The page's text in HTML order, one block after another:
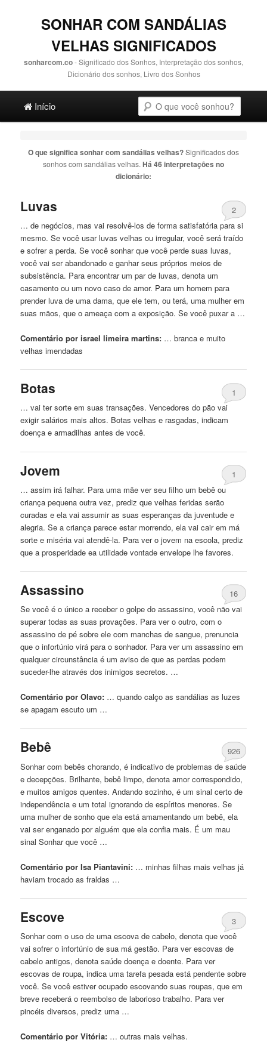
SONHAR COM SANDÁLIAS
VELHAS SIGNIFICADOS
sonharcom.co- Significado dos Sonhos, Interpretação dos sonhos,
Dicionário dos sonhos, Livro dos Sonhos
Ir para o conteúdo principal
Ir para o conteúdo secundário
Início
O que significa sonhar com sandálias velhas?Significados dos
sonhos com sandálias velhas. Há 46 interpretações no
dicionário:
Luvas
2
… de negócios, mas vai resolvê-los de forma satisfatória para si
mesmo. Se você usar luvasvelhas ou irregular, você será traído
e sofrer a perda. Se você sonhar que você perde suas luvas,
você vai ser abandonado e ganhar seus próprios meios de
subsistência. Para encontrar um par de luvas, denota um
casamento ou um novo caso de amor. Para um homem para
prender luva de uma dama, que ele tem, ou terá, uma mulher em
suas mãos, que o ameaça com a exposição. Se você puxar a …
Comentário por israel limeira martins: … branca e muito
velhas imendadas
Botas
1
… vai ter sorte em suas transações. Vencedores do pão vai
exigir salários mais altos. Botasvelhas e rasgadas, indicam
doença e armadilhas antes de você.
Jovem
1
… assim irá falhar. Para uma mãe ver seu filho um bebê ou
criança pequena outra vez, prediz quevelhas feridas serão
curadas e ela vai assumir as suas esperanças da juventude e
alegria. Se a criança parece estar morrendo, ela vai cair em má
sorte e miséria vai atendê-la. Para ver o jovem na escola, prediz
que a prosperidade ea utilidade vontade envelope lhe favores.
Assassino
16
Se você é o único a receber o golpe do assassino, você não vai
superar todas as suas provações. Para ver o outro, com o
assassino de pé sobre ele com manchas de sangue, prenuncia
que o infortúnio virá para o sonhador. Para ver um assassino em
qualquer circunstância é um aviso de que as perdas podem
suceder-lhe através dos inimigos secretos. …
Comentário por Olavo: … quando calço assandálias as luzes
se apagam escuto um …
Bebê
926
Sonhar com bebês chorando, é indicativo de problemas de saúde
e decepções. Brilhante, bebê limpo, denota amor correspondido,
e muitos amigos quentes. Andando sozinho, é um sinal certo de
independência e um total ignorando de espíritos menores. Se
uma mulher de sonho que ela está amamentando um bebê, ela
vai ser enganado por alguém que ela confia mais. É um mau
sinal Sonhar que você …
Comentário por Isa Piantavini: … minhas filhas maisvelhas já
haviam trocado as fraldas …
Escove
3
Sonhar com o uso de uma escova de cabelo, denota que você
vai sofrer o infortúnio de sua má gestão. Para ver escovas de
cabelo antigos, denota saúde doença e doente. Para ver
escovas de roupa, indica uma tarefa pesada está pendente sobre
você. Se você estiver ocupado escovando suas roupas, que em
breve receberá o reembolso de laborioso trabalho. Para ver
pincéis diversos, prediz uma …
Comentário por Vitória: … outras maisvelhas.